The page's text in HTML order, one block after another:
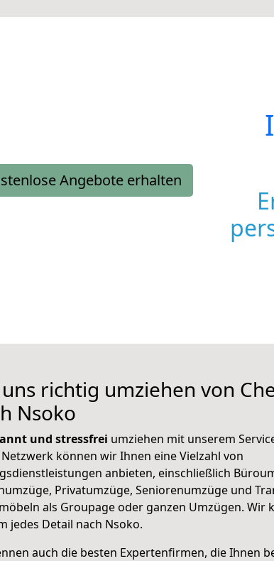
Angebote erhalten
richtig umziehen von
Nsoko
und stressfrei umziehen mit unserem
können wir Ihnen eine Vielzahl von
anbieten, einschließlich
Privatumzüge, Seniorenumzüge und
als Groupage oder ganzen Umzügen. Wir
jedes Detail nach Nsoko.
auch die besten Expertenfirmen, die Ihnen